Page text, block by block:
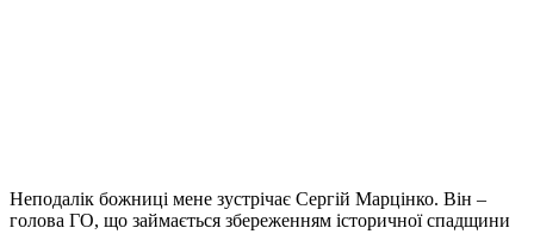
Неподалік божниці мене зустрічає Сергій Марцінко. Він –
голова ГО, що займається збереженням історичної спадщини